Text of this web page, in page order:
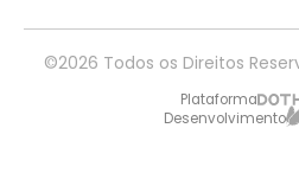
©2026 Todos os Direitos
Plataforma
Desenvolvimento